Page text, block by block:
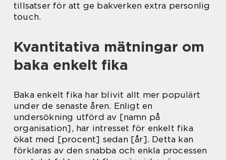
tillsatser för att ge bakverken extra personlig
touch.
Kvantitativa mätningar om
baka enkelt fika
Baka enkelt fika har blivit allt mer populärt
under de senaste åren. Enligt en
undersökning utförd av [namn på
organisation], har intresset för enkelt fika
ökat med [procent] sedan [år]. Detta kan
förklaras av den snabba och enkla processen